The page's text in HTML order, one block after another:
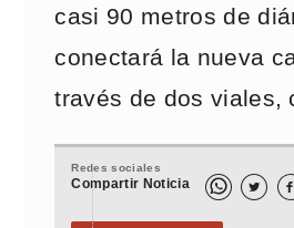
casi 90 metros de
conectará la nueva
través de dos viales,
Redes sociales
Compartir Noticia  